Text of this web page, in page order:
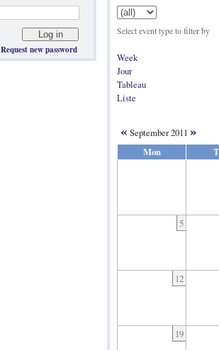
Request new password
Select event type to filter by
Week
Jour
Tableau
Liste
« September 2011 »
Mon
5
12
19